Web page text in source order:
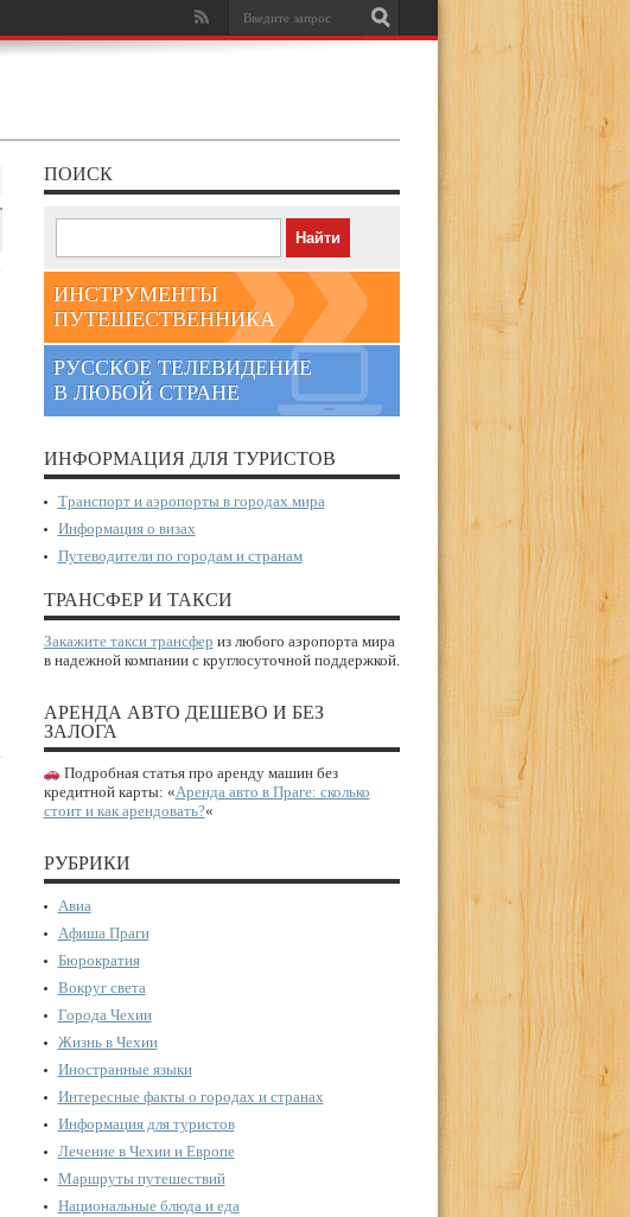
ПОИСК
ИНСТРУМЕНТЫ
ПУТЕШЕСТВЕННИКА
РУССКОЕ ТЕЛЕВИДЕНИЕ
В ЛЮБОЙ СТРАНЕ
ИНФОРМАЦИЯ ДЛЯ ТУРИСТОВ
Транспорт и аэропорты в городах мира
Информация о визах
Путеводители по городам и странам
ТРАНСФЕР И ТАКСИ
Закажите такси трансфер из любого аэропорта мира
в надежной компании с круглосуточной поддержкой.
АРЕНДА АВТО ДЕШЕВО И БЕЗ
ЗАЛОГА
Подробная статья про аренду машин без
кредитной карты: «Аренда авто в Праге: сколько
стоит и как арендовать?«
РУБРИКИ
Авиа
Афиша Праги
Бюрократия
Вокруг света
Города Чехии
Жизнь в Чехии
Иностранные языки
Интересные факты о городах и странах
Информация для туристов
Лечение в Чехии и Европе
Маршруты путешествий
Национальные блюда и еда